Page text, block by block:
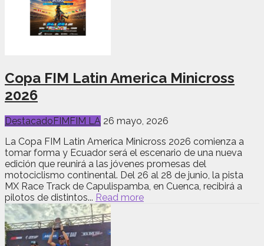
Copa FIM Latin America Minicross
2026
DestacadoFIMFIM LA 26 mayo, 2026
La Copa FIM Latin America Minicross 2026 comienza a
tomar forma y Ecuador será el escenario de una nueva
edición que reunirá a las jóvenes promesas del
motociclismo continental. Del 26 al 28 de junio, la pista
MX Race Track de Capulispamba, en Cuenca, recibirá a
pilotos de distintos... Read more